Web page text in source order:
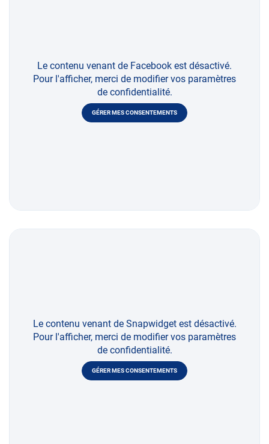
Le contenu venant de Facebook est désactivé.
Pour l'afficher, merci de modifier vos paramètres
de confidentialité.
GÉRER MES CONSENTEMENTS
Le contenu venant de Snapwidget est désactivé.
Pour l'afficher, merci de modifier vos paramètres
de confidentialité.
GÉRER MES CONSENTEMENTS